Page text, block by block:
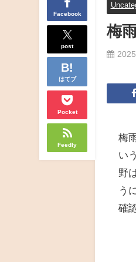
Facebook
post
はてブ
Pocket
Feedly
梅
梅
い
野
う
確